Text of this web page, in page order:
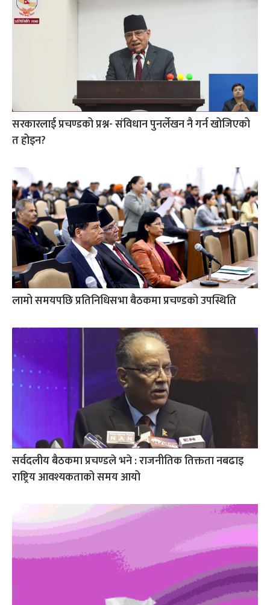
सरकारलाई प्रचण्डको प्रश्न- संविधान पुनर्लेखन नै गर्न खोजिएको
त होइन?
लामो समयपछि प्रतिनिधिसभा बैठकमा प्रचण्डको उपस्थिति
सर्वदलीय बैठकमा प्रचण्डले भने : राजनीतिक तिक्तता नबढाइ
राष्ट्रिय आवश्यकताको समय आयो